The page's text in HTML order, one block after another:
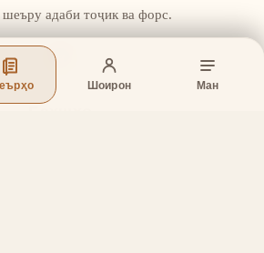
Шоирон Ман
адаби тоҷик ва форс.